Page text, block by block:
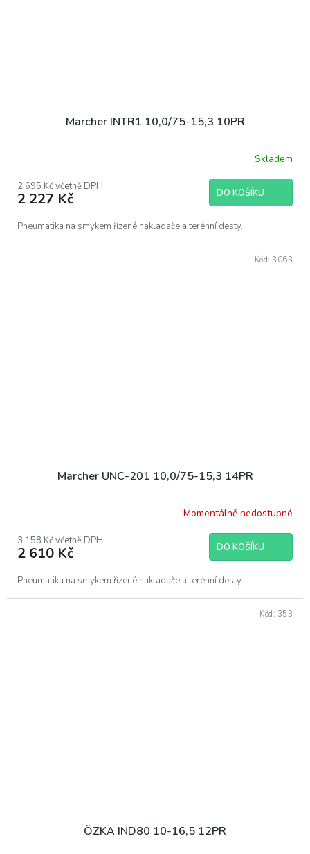
Marcher INTR1 10,0/75-15,3 10PR
Skladem
2 695 Kč včetně DPH
2 227 Kč DO KOŠÍKU
Pneumatika na smykem řízené nakladače a terénní desty.
Marcher UNC-201 10,0/75-15,3 14PR
Momentálně nedostupné
3 158 Kč včetně DPH
2 610 Kč DO KOŠÍKU
Pneumatika na smykem řízené nakladače a terénní desty.
Kód: 3063
ÖZKA IND80 10-16,5 12PR
Kód: 353